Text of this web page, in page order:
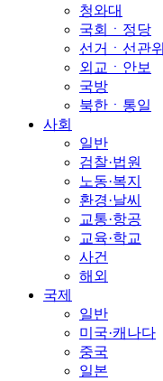
청와대
국회ㆍ정당
선거ㆍ선관위
외교ㆍ안보
국방
북한ㆍ통일
사회
일반
검찰·법원
노동·복지
환경·날씨
교통·항공
교육·학교
사건
해외
국제
일반
미국·캐나다
중국
일본